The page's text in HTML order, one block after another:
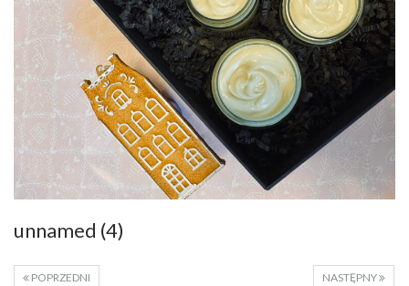
unnamed (4)
NASTĘPNY
POPRZEDNI